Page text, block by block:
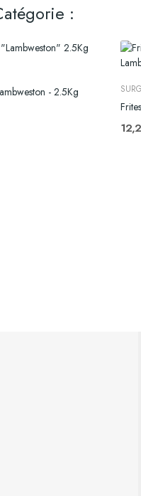
:
- 2.5Kg